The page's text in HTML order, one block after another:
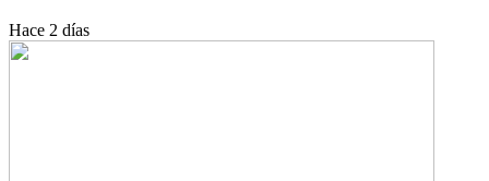
Hace 2 días